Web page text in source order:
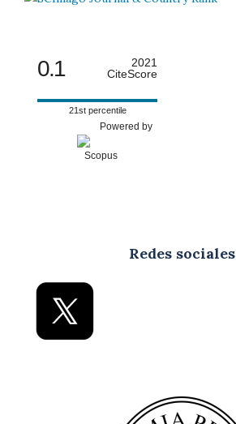
0.1
2021
CiteScore
21st percentile
Powered by
Redes sociales